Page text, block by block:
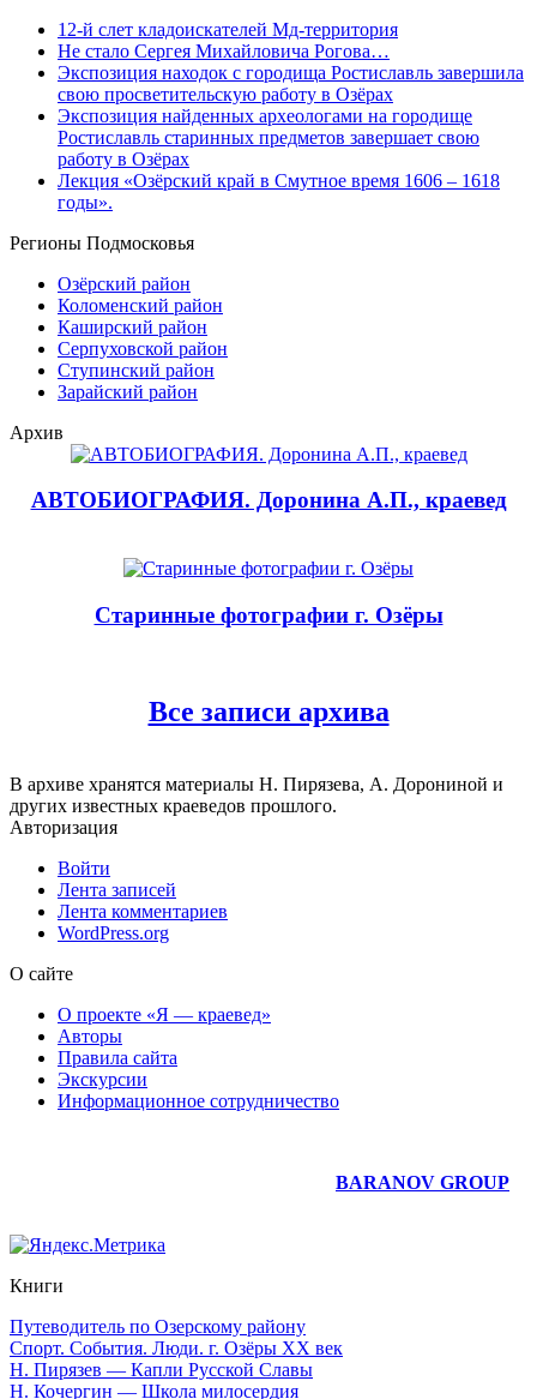
12-й слет кладоискателей Мд-территория
Не стало Сергея Михайловича Рогова…
Экспозиция находок с городища Ростиславль завершила
свою просветительскую работу в Озёрах
Экспозиция найденных археологами на городище
Ростиславль старинных предметов завершает свою
работу в Озёрах
Лекция «Озёрский край в Смутное время 1606 – 1618
годы».
Регионы Подмосковья
Озёрский район
Коломенский район
Каширский район
Серпуховской район
Ступинский район
Зарайский район
Архив
АВТОБИОГРАФИЯ. Доронина А.П., краевед
Старинные фотографии г. Озёры
Все записи архива
В архиве хранятся материалы Н. Пирязева, А. Дорониной и
других известных краеведов прошлого.
Авторизация
Войти
Лента записей
Лента комментариев
WordPress.org
О сайте
О проекте «Я — краевед»
Авторы
Правила сайта
Экскурсии
Информационное сотрудничество
BARANOV GROUP
Книги
Путеводитель по Озерскому району
Спорт. События. Люди. г. Озёры XX век
Н. Пирязев — Капли Русской Славы
Н. Кочергин — Школа милосердия